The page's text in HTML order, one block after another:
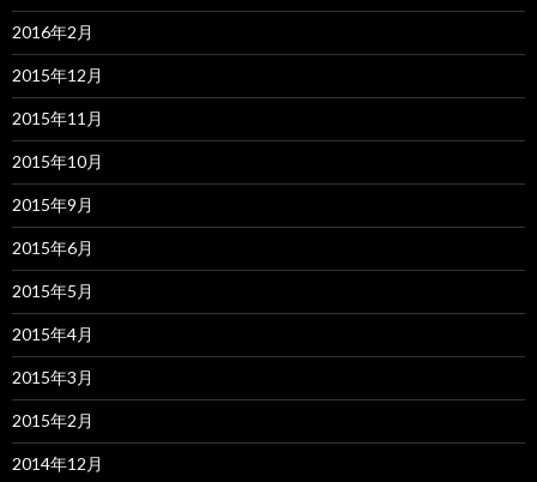
2016年2月
2015年12月
2015年11月
2015年10月
2015年9月
2015年6月
2015年5月
2015年4月
2015年3月
2015年2月
2014年12月